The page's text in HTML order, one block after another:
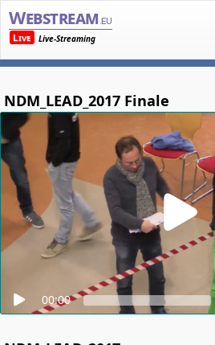
Webstream .eu
Live
Live-Streaming
NDM_LEAD_2017 Finale
00:00